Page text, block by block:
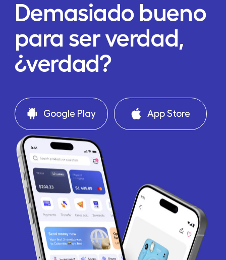
Demasiado bueno
para ser verdad,
¿verdad?
Google Play App Store